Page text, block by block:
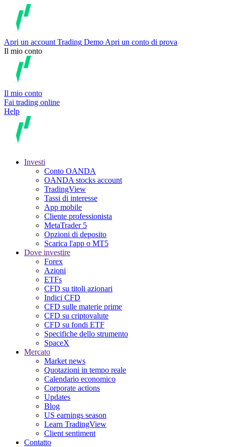
Apri un account Trading Demo Apri un conto di prova
Il mio conto
Il mio conto
Fai trading online
Help
Investi
Conto OANDA
OANDA stocks account
TradingView
Tassi di interesse
App mobile
Cliente professionista
MetaTrader 5
Opzioni di deposito
Scarica l'app o MT5
Dove investire
Forex
Azioni
ETFs
CFD su titoli azionari
Indici CFD
CFD sulle materie prime
CFD su criptovalute
CFD su fondi ETF
Specifiche dello strumento
SpaceX
Mercato
Market news
Quotazioni in tempo reale
Calendario economico
Corporate actions
Updates
Blog
US earnings season
Learn TradingView
Client sentiment
Contatto